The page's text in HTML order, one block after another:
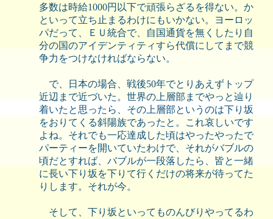
多数は時給1000円以下で頑張らざるを得ない。か
といって立ち止まるわけにもいかない。ヨーロッ
パだって、ＥＵ統合で、自国通貨を無くしたり自
分の国のアイデンティティすら代償にしてまで競
争力をつけなければならない。
で、日本の場合、戦後50年でとりあえずトップ
近辺まで近づいた。世界の上層部までやっと辿り
着いたと思ったら、その上層部というのは下り坂
をおりてくる斜陽族であったと。これ哀しいです
よね。それでも一応達成した頃はやったやったで
パーティーを開いていたわけで、それがバブルの
頃だとすれば、バブルが一段落したら、皆と一緒
に長い下り坂を下りて行くだけの将来が待ってた
りします。それが今。
そして、下り坂といってものんびりやってるわ